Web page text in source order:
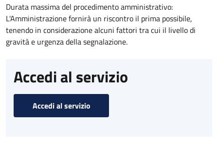
Durata massima del procedimento amministrativo:
L'Amministrazione fornirà un riscontro il prima possibile,
tenendo in considerazione alcuni fattori tra cui il livello di
gravità e urgenza della segnalazione.
Accedi al servizio
Accedi al servizio